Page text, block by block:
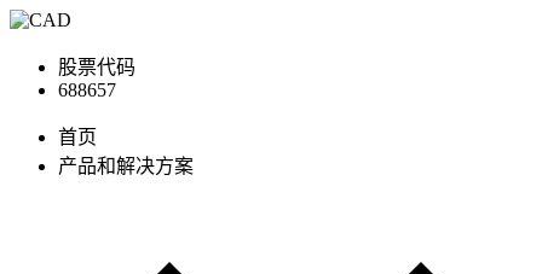
股票代码
688657
首页
产品和解决方案